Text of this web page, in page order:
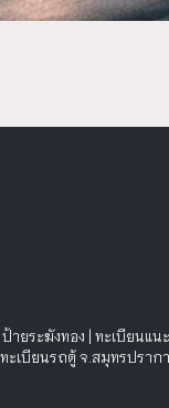
ป้ายระฆังทอง | ทะเบียนแน
ทะเบียนรถตู้ จ.สมุทรปราก